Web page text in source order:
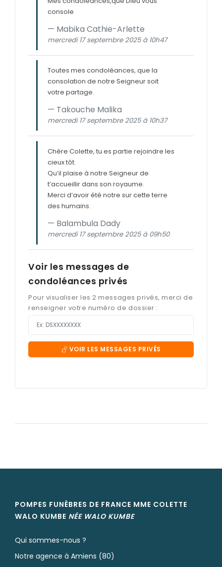
console
Mabika Cathie-Arlette
mercredi 17 septembre 2025 à 10h47
Toutes mes condoléances, que la
consolation de notre Seigneur soit
votre partage.
Takouche Malika
mercredi 17 septembre 2025 à 10h37
Chère Colette, tu es partie rejoindre les
cieux tôt.
Qu’il plaise à notre Seigneur de
t’accueillir dans son royaume.
Merci d’avoir été notre sur cette terre
des humains.
Balambula Dady
mercredi 17 septembre 2025 à 09h50
Voir les messages de
condoléances privés
Pour visualiser les 2 messages privés, merci de
renseigner votre numéro de dossier :
VOIR LES MESSAGES PRIVÉS
POMPES FUNÈBRES DE FRANCE MME COLETTE
WALO KUMBE NÉE WALO KUMBE
Qui sommes-nous ?
Notre agence à Amiens (80)